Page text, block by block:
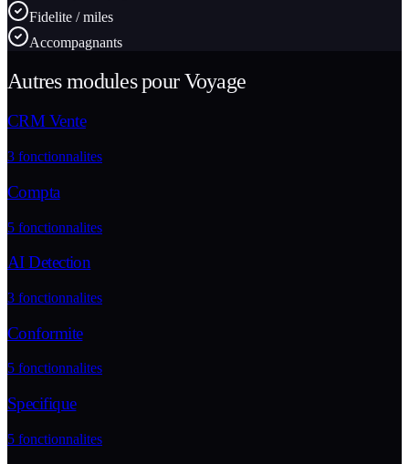
Fidelite / miles
Accompagnants
Autres modules pourVoyage
CRM Vente
3 fonctionnalites
Compta
5 fonctionnalites
AI Detection
3 fonctionnalites
Conformite
5 fonctionnalites
Specifique
5 fonctionnalites